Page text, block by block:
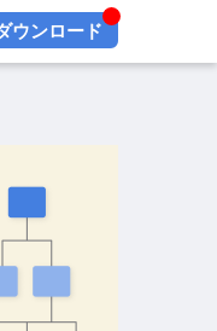
ウンロード